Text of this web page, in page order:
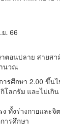
. 66
ตอนปลาย สายส
นวณ
ารศึกษา 2.00 ขึ้นไ
โลกรัม และไม่เกิ
ทั้งร่างกายและจิ
ารศึกษา